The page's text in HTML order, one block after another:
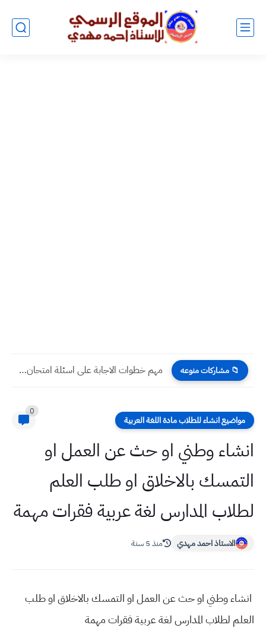
📁 مشاركات منوعه مهم خطوات الاجابة على اسئلة امتحان الانكليزي
مواضيع انشاء للطلاب مادة اللغة العربية
0
انشاء وطني او حث عن العمل او
التمسك بالاخلاق او طلب العلم
لطلاب المدارس لغة عربية فقرات مهمة
الاستاذ احمد مهدي منذ 5 سنة
انشاء وطني او حث عن العمل او التمسك بالاخلاق او طلب
العلم لطلاب المدارس لغة عربية فقرات مهمة